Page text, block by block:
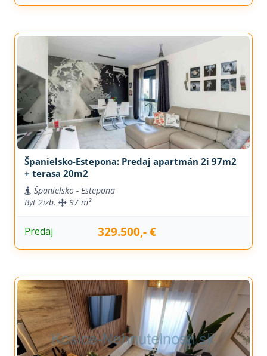
Španielsko-Estepona: Predaj apartmán 2i 97m2
+ terasa 20m2
Španielsko - Estepona
Byt 2izb. 97 m²
Predaj 329.500,- €